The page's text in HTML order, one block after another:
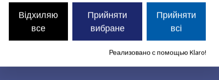
росли сильними і здоровими, щоб вони могли розвивати
свої здібності і таланти. Важливий внесок у це роблять
ментори-волонтери з читання.
Відхиляю
все
Прийняти
вибране
Прийняти
всі
Реализовано с помощью Klaro!